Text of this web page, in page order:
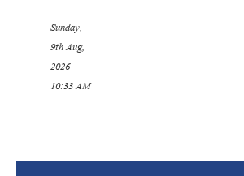
Sunday,
9th Aug,
2026
10:33 AM